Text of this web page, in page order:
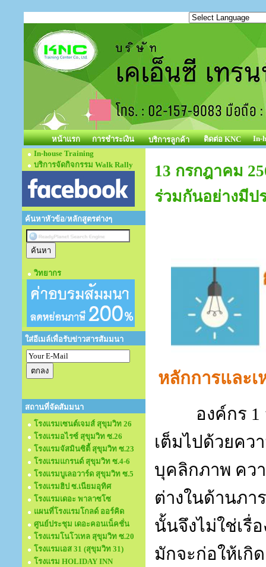
หน้าแรก การชำระเงิน บริการลูกค้า ติดต่อ KNC
In-
In-house Training
บริการจัดกิจกรรม Walk Rally
ค้นหาหัวข้อ/หลักสูตรต่างๆ
วิทยากร
ใส่อีเมล์เพื่อรับข่าวสารสัมมนา
สถานที่จัดสัมมนา
โรงแรมเซนต์เจมส์ สุขุมวิท 26
โรงแรมอไรซ์ สุขุมวิท ซ.26
โรงแรมจัสมินซิตี้ สุขุมวิท ซ.23
โรงแรมแกรนด์ สุขุมวิท ซ.4-6
โรงแรมบูเลอวาร์ด สุขุมวิท ซ.5
โรงแรมฮิป ซ.เนียมอุทิศ
โรงแรมเดอะ พาลาซโซ
แผนที่โรงแรมโกลด์ ออร์คิด
ศูนย์ประชุม เดอะคอนเน็คชั่น
โรงแรมโนโวเทล สุขุมวิท ซ.20
โรงแรมเอส 31 (สุขุมวิท 31)
โรงแรม HOLIDAY INN
13 กรกฎาคม
ร่วมกันอย่างมีป
หลักการและเ
องค์กร 1
เต็มไปด้วยคว
บุคลิกภาพ คว
ต่างในด้านภา
นั้นจึงไม่ใช่เรื่
มักจะก่อให้เกิ